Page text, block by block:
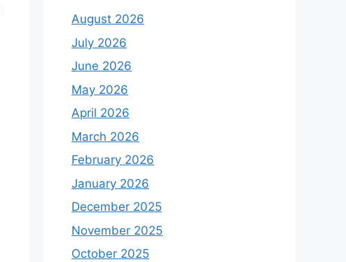
August 2026
July 2026
June 2026
May 2026
April 2026
March 2026
February 2026
January 2026
December 2025
November 2025
October 2025